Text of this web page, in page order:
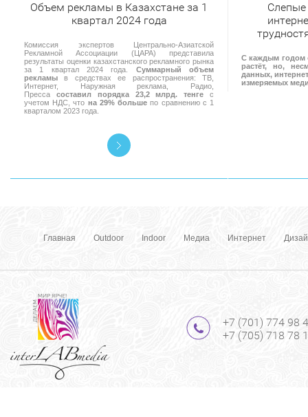
Объем рекламы в Казахстане за 1
квартал 2024 года
Комиссия экспертов Центрально-Азиатской
Рекламной Ассоциации (ЦАРА) представила
результаты оценки казахстанского рекламного рынка
за 1 квартал 2024 года. Суммарный объем
рекламы в средствах ее распространения: ТВ,
Интернет, Наружная реклама, Радио,
Пресса составил порядка 23,2 млрд. тенге с
учетом НДС, что на 29% больше по сравнению с 1
кварталом 2023 года.
С каждым годом
растёт, но,
данных,
измеряемых
Главная Outdoor Indoor Медиа Интернет
+7 (701) 774 98
+7 (705) 718 78